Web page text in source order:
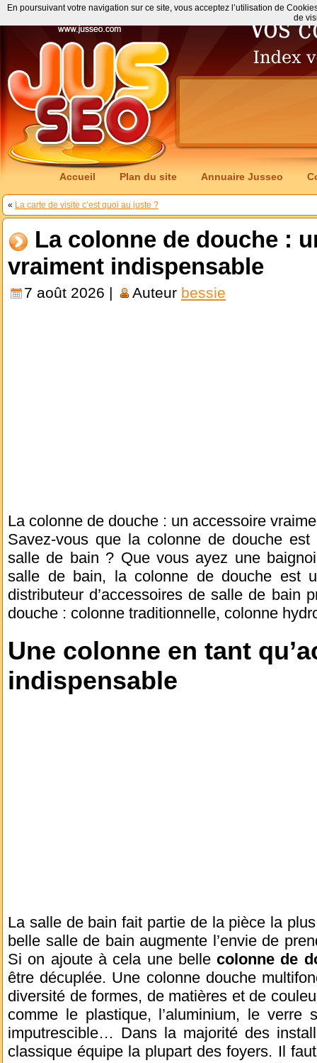
Accueil Plan du site Annuaire Jusseo
« La carte de visite c’est quoi au juste ?
La colonne de douche :
vraiment indispensable
7 août 2026 | Auteur bessie
La colonne de douche : un accessoire
Savez-vous que la colonne de douche
salle de bain ? Que vous ayez une
salle de bain, la colonne de douche est
distributeur d’accessoires de salle de bain
douche : colonne traditionnelle, colonne
Une colonne en tant
indispensable
La salle de bain fait partie de la pièce la
belle salle de bain augmente l’envie de
Si on ajoute à cela une bellecolonne de
être décuplée. Une colonne douche
diversité de formes, de matières et de
comme le plastique, l’aluminium, le verre
imputrescible… Dans la majorité des
classique équipe la plupart des foyers. Il
En poursuivant votre navigation sur ce site, vous acceptez l’utilisation de
de